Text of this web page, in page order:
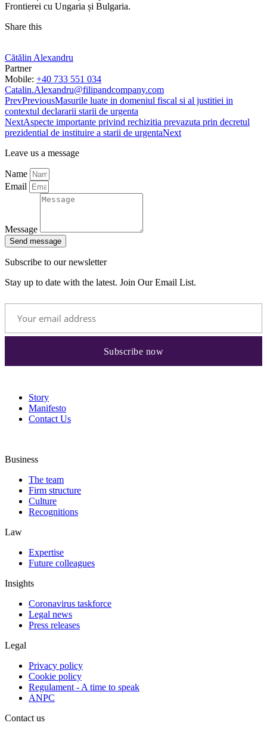
Frontierei cu Ungaria și Bulgaria.
Share this
Cătălin Alexandru
Partner
Mobile: +40 733 551 034
Catalin.Alexandru@filipandcompany.com
PrevPreviousMasurile luate in domeniul fiscal si al justitiei in
contextul declararii starii de urgenta
NextAspecte importante privind rechizitia prevazuta prin decretul
prezidential de instituire a starii de urgentaNext
Leave us a message
Name
Email
Message
Send message
Subscribe to our newsletter
Stay up to date with the latest. Join Our Email List.
Story
Manifesto
Contact Us
Business
The team
Firm structure
Culture
Recognitions
Law
Expertise
Future colleagues
Insights
Coronavirus taskforce
Legal news
Press releases
Legal
Privacy policy
Cookie policy
Regulament - A time to speak
ANPC
Contact us